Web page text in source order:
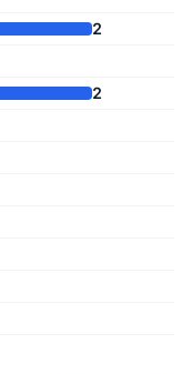
2
2